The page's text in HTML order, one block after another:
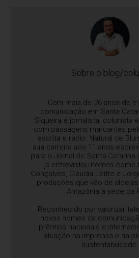
Sobre o blog/
Com mais de 26 anos de
comunicação em Santa
Siqueira é jornalista, colunista
com passagens marcantes
escrita e rádio. Natural de
sua carreira aos 11 anos
para o Jornal de Santa Catarina
já entrevistou nomes como
Gonçalves, Cláudia Leitte e
produções que vão de
Amazônia à sede da
Reconhecido por valorizar
novos nomes da
prêmios nacionais e
atuação na imprensa e na
sustentabilidade.